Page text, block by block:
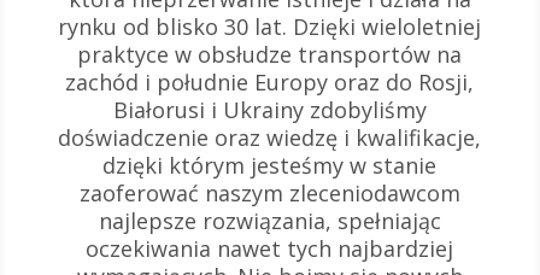
rynku od blisko 30 lat. Dzięki wieloletniej
praktyce w obsłudze transportów na
zachód i południe Europy oraz do Rosji,
Białorusi i Ukrainy zdobyliśmy
doświadczenie oraz wiedzę i kwalifikacje,
dzięki którym jesteśmy w stanie
zaoferować naszym zleceniodawcom
najlepsze rozwiązania, spełniając
oczekiwania nawet tych najbardziej